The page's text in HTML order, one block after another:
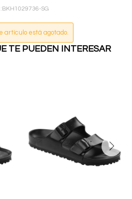
BKH1029736-SG
artículo está agotado.
TE PUEDEN INTERESAR